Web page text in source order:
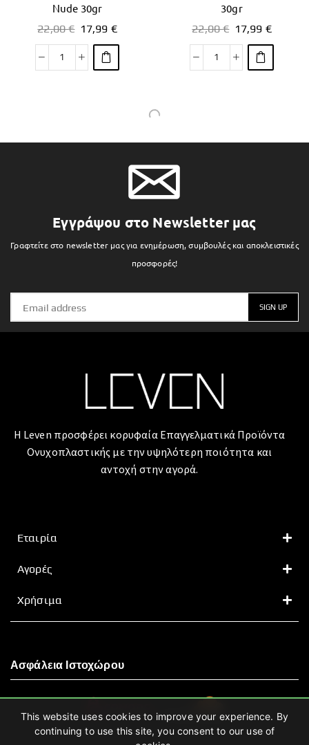
Nude 30gr
22,00€ 17,99 €
30gr
22,00€ 17,99 €
Εγγράψου στο Newsletter μας
Γραφτείτε στο newsletter μας για ενημέρωση, συμβουλές και αποκλειστικές
προσφορές!
Η Leven προσφέρει κορυφαία Επαγγελματικά Προϊόντα
Ονυχοπλαστικής με την υψηλότερη ποιότητα και
αντοχή στην αγορά.
Εταιρία
Αγορές
Χρήσιμα
Ασφάλεια Ιστοχώρου
This website uses cookies to improve your experience. By
continuing to use this site, you consent to our use of